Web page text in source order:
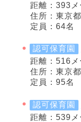
距離：393メ
住所：東京
定員：64名
認可保育園
距離：516メ
住所：東京
定員：95名
認可保育園
距離：539メ